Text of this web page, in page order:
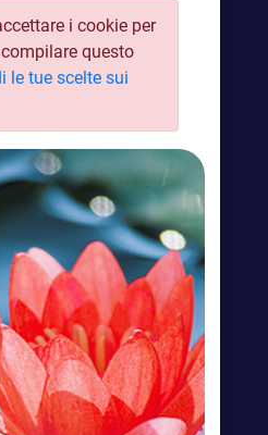
i cookie per
questo
le tue scelte sui